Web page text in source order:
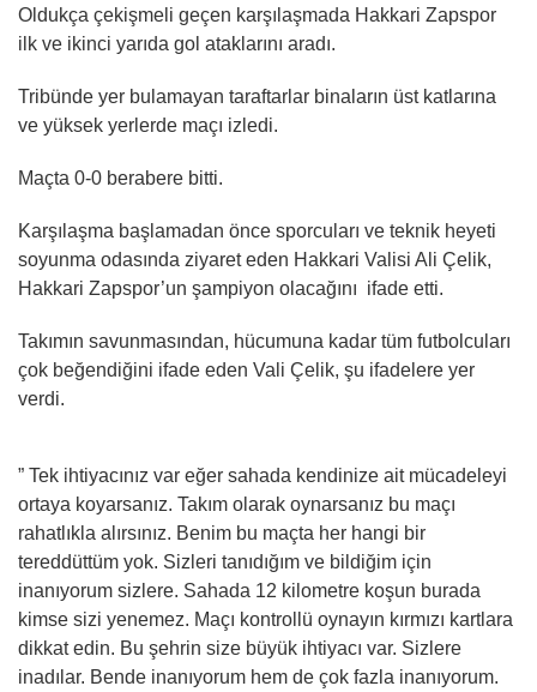
Oldukça çekişmeli geçen karşılaşmada Hakkari Zapspor
ilk ve ikinci yarıda gol ataklarını aradı.
Tribünde yer bulamayan taraftarlar binaların üst katlarına
ve yüksek yerlerde maçı izledi.
Maçta 0-0 berabere bitti.
Karşılaşma başlamadan önce sporcuları ve teknik heyeti
soyunma odasında ziyaret eden Hakkari Valisi Ali Çelik,
Hakkari Zapspor’un şampiyon olacağını ifade etti.
Takımın savunmasından, hücumuna kadar tüm futbolcuları
çok beğendiğini ifade eden Vali Çelik, şu ifadelere yer
verdi.
” Tek ihtiyacınız var eğer sahada kendinize ait mücadeleyi
ortaya koyarsanız. Takım olarak oynarsanız bu maçı
rahatlıkla alırsınız. Benim bu maçta her hangi bir
tereddüttüm yok. Sizleri tanıdığım ve bildiğim için
inanıyorum sizlere. Sahada 12 kilometre koşun burada
kimse sizi yenemez. Maçı kontrollü oynayın kırmızı kartlara
dikkat edin. Bu şehrin size büyük ihtiyacı var. Sizlere
inadılar. Bende inanıyorum hem de çok fazla inanıyorum.